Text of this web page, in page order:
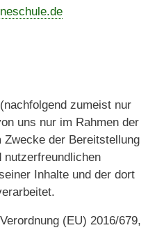
zumeist nur
uns nur im Rahmen der
der Bereitstellung
nutzerfreundlichen
Inhalte und der dort
(EU) 2016/679,